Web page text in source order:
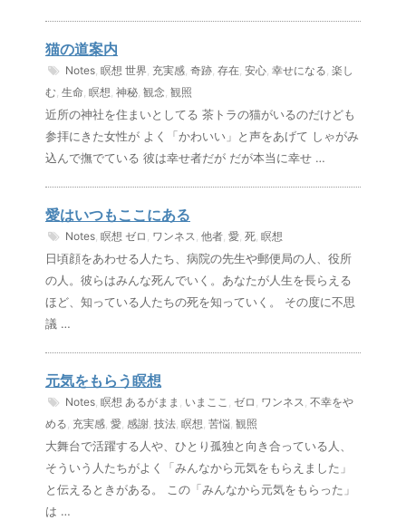
猫の道案内
Notes, 瞑想 世界, 充実感, 奇跡, 存在, 安心, 幸せになる, 楽し
む, 生命, 瞑想, 神秘, 観念, 観照
近所の神社を住まいとしてる 茶トラの猫がいるのだけども
参拝にきた女性が よく「かわいい」と声をあげて しゃがみ
込んで撫でている 彼は幸せ者だが だが本当に幸せ …
愛はいつもここにある
Notes, 瞑想 ゼロ , ワンネス, 他者, 愛, 死, 瞑想
日頃顔をあわせる人たち、病院の先生や郵便局の人、役所
の人。彼らはみんな死んでいく。あなたが人生を長らえる
ほど、知っている人たちの死を知っていく。 その度に不思
議 …
元気をもらう瞑想
Notes, 瞑想 あるがまま , いまここ , ゼロ , ワンネス, 不幸をや
める, 充実感, 愛, 感謝, 技法, 瞑想, 苦悩, 観照
大舞台で活躍する人や、ひとり孤独と向き合っている人、
そういう人たちがよく「みんなから元気をもらえました」
と伝えるときがある。 この「みんなから元気をもらった」
は …